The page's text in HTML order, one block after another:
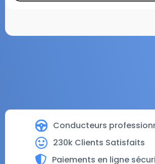
Conducteurs
230k Clients Satisfaits
Paiements en ligne